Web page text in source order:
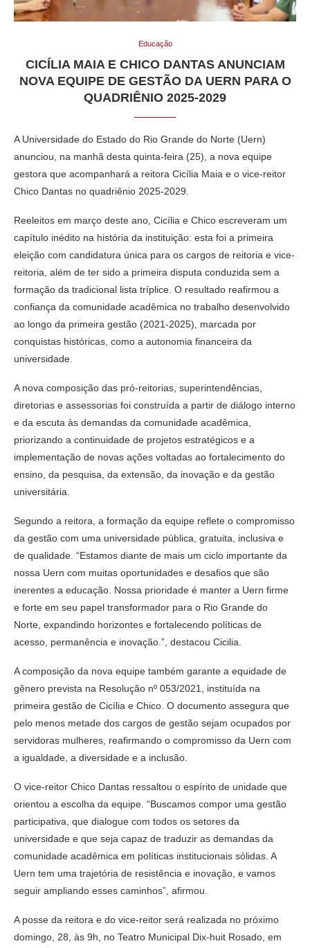
Educação
CICÍLIA MAIA E CHICO DANTAS ANUNCIAM
NOVA EQUIPE DE GESTÃO DA UERN PARA O
QUADRIÊNIO 2025-2029
A Universidade do Estado do Rio Grande do Norte (Uern)
anunciou, na manhã desta quinta-feira (25), a nova equipe
gestora que acompanhará a reitora Cicília Maia e o vice-reitor
Chico Dantas no quadriênio 2025-2029.
Reeleitos em março deste ano, Cicília e Chico escreveram um
capítulo inédito na história da instituição: esta foi a primeira
eleição com candidatura única para os cargos de reitoria e vice-
reitoria, além de ter sido a primeira disputa conduzida sem a
formação da tradicional lista tríplice. O resultado reafirmou a
confiança da comunidade acadêmica no trabalho desenvolvido
ao longo da primeira gestão (2021-2025), marcada por
conquistas históricas, como a autonomia financeira da
universidade.
A nova composição das pró-reitorias, superintendências,
diretorias e assessorias foi construída a partir de diálogo interno
e da escuta às demandas da comunidade acadêmica,
priorizando a continuidade de projetos estratégicos e a
implementação de novas ações voltadas ao fortalecimento do
ensino, da pesquisa, da extensão, da inovação e da gestão
universitária.
Segundo a reitora, a formação da equipe reflete o compromisso
da gestão com uma universidade pública, gratuita, inclusiva e
de qualidade. “Estamos diante de mais um ciclo importante da
nossa Uern com muitas oportunidades e desafios que são
inerentes a educação. Nossa prioridade é manter a Uern firme
e forte em seu papel transformador para o Rio Grande do
Norte, expandindo horizontes e fortalecendo políticas de
acesso, permanência e inovação.”, destacou Cicilia.
A composição da nova equipe também garante a equidade de
gênero prevista na Resolução nº 053/2021, instituída na
primeira gestão de Cicília e Chico. O documento assegura que
pelo menos metade dos cargos de gestão sejam ocupados por
servidoras mulheres, reafirmando o compromisso da Uern com
a igualdade, a diversidade e a inclusão.
O vice-reitor Chico Dantas ressaltou o espírito de unidade que
orientou a escolha da equipe. “Buscamos compor uma gestão
participativa, que dialogue com todos os setores da
universidade e que seja capaz de traduzir as demandas da
comunidade acadêmica em políticas institucionais sólidas. A
Uern tem uma trajetória de resistência e inovação, e vamos
seguir ampliando esses caminhos”, afirmou.
A posse da reitora e do vice-reitor será realizada no próximo
domingo, 28, às 9h, no Teatro Municipal Dix-huit Rosado, em